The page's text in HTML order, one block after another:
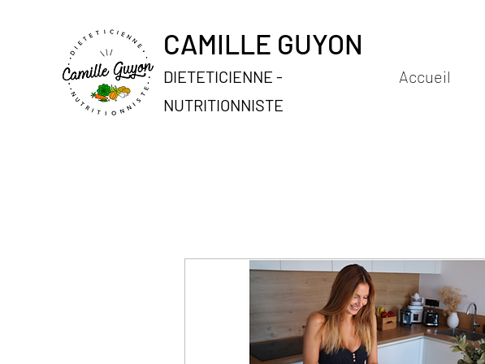
CAMILLE GUYON
DIETETICIENNE -
NUTRITIONNISTE
Accueil